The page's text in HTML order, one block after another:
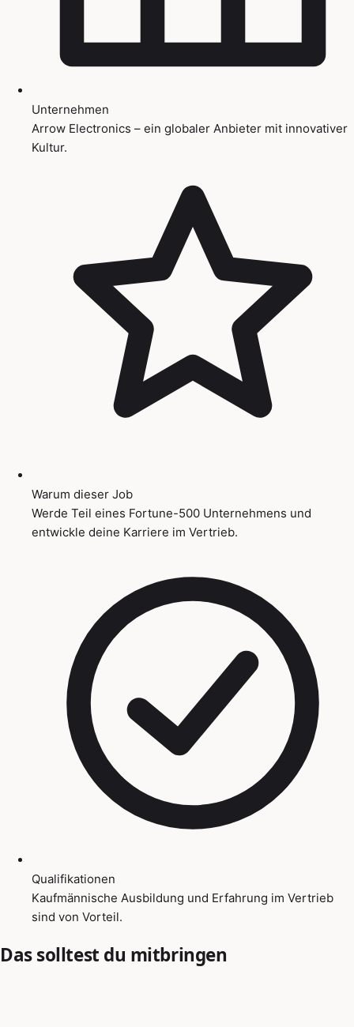
Unternehmen
Arrow Electronics – ein globaler Anbieter mit innovativer
Kultur.
Warum dieser Job
Werde Teil eines Fortune-500 Unternehmens und
entwickle deine Karriere im Vertrieb.
Qualifikationen
Kaufmännische Ausbildung und Erfahrung im Vertrieb
sind von Vorteil.
Das solltest du mitbringen